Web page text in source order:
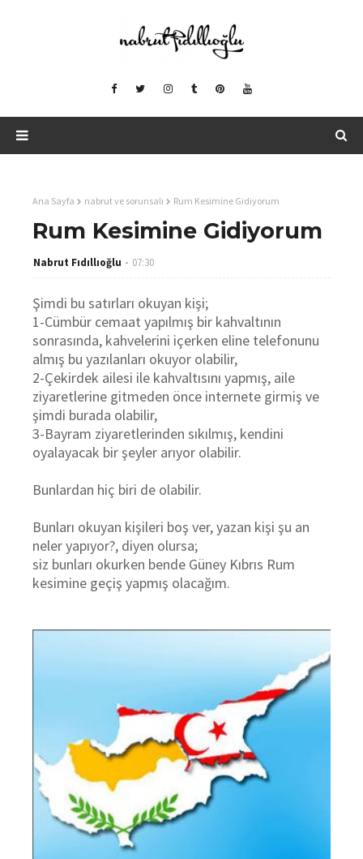
Ana Sayfa nabrut ve sorunsalı Rum Kesimine Gidiyorum
Rum Kesimine Gidiyorum
Nabrut Fıdıllıoğlu 07:30
Şimdi bu satırları okuyan kişi;
1-Cümbür cemaat yapılmış bir kahvaltının
sonrasında, kahvelerini içerken eline telefonunu
almış bu yazılanları okuyor olabilir,
2-Çekirdek ailesi ile kahvaltısını yapmış, aile
ziyaretlerine gitmeden önce internete girmiş ve
şimdi burada olabilir,
3-Bayram ziyaretlerinden sıkılmış, kendini
oyalayacak bir şeyler arıyor olabilir.
Bunlardan hiç biri de olabilir.
Bunları okuyan kişileri boş ver, yazan kişi şu an
neler yapıyor?, diyen olursa;
siz bunları okurken bende Güney Kıbrıs Rum
kesimine geçiş yapmış olacağım.